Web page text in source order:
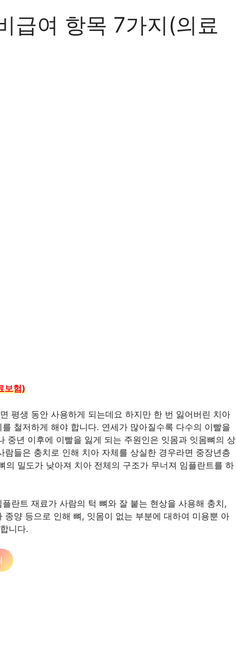
급여 항목 7가지(의료
보험)
평생 동안 사용하게 되는데요 하지만 한 번 잃어버린 치아
철저하게 해야 합니다. 연세가 많아질수록 다수의 이빨을
중년 이후에 이빨을 잃게 되는 주원인은 잇몸과 잇몸뼈의 상
들은 충치로 인해 치아 자체를 상실한 경우라면 중장년층
의 밀도가 낮아져 치아 전체의 구조가 무너져 임플란트를 하
란트 재료가 사람의 턱 뼈와 잘 붙는 현상을 사용해 충치,
종양 등으로 인해 뼈, 잇몸이 없는 부분에 대하여 미용뿐 아
니다.